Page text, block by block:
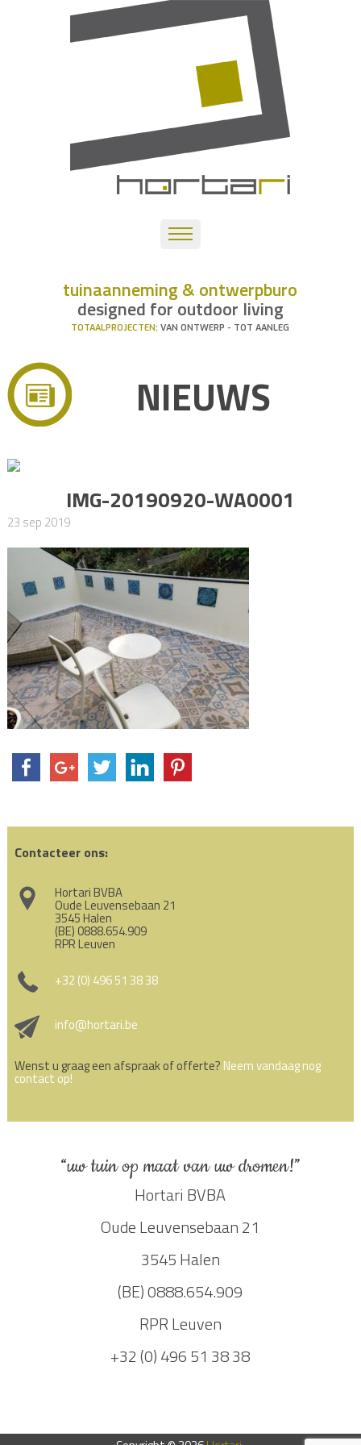
tuinaanneming & ontwerpburo
designed for outdoor living
TOTAALPROJECTEN: VAN ONTWERP - TOT AANLEG
NIEUWS
IMG-20190920-WA0001
23 sep 2019
Contacteer ons:
Hortari BVBA
Oude Leuvensebaan 21
3545 Halen
(BE) 0888.654.909
RPR Leuven
+32 (0) 496 51 38 38
info@hortari.be
Wenst u graag een afspraak of offerte? Neem vandaag nog
contact op!
“uw tuin op maat van uw dromen!”
Hortari BVBA
Oude Leuvensebaan 21
3545 Halen
(BE) 0888.654.909
RPR Leuven
+32 (0) 496 51 38 38